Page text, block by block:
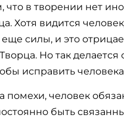
что в тво­ре­нии нет
Хотя ви­дит­ся
еще си­лы, и это
Но так де­ла­ет­ся
ис­пра­вить
по­ме­хи, че­ло­век
быть